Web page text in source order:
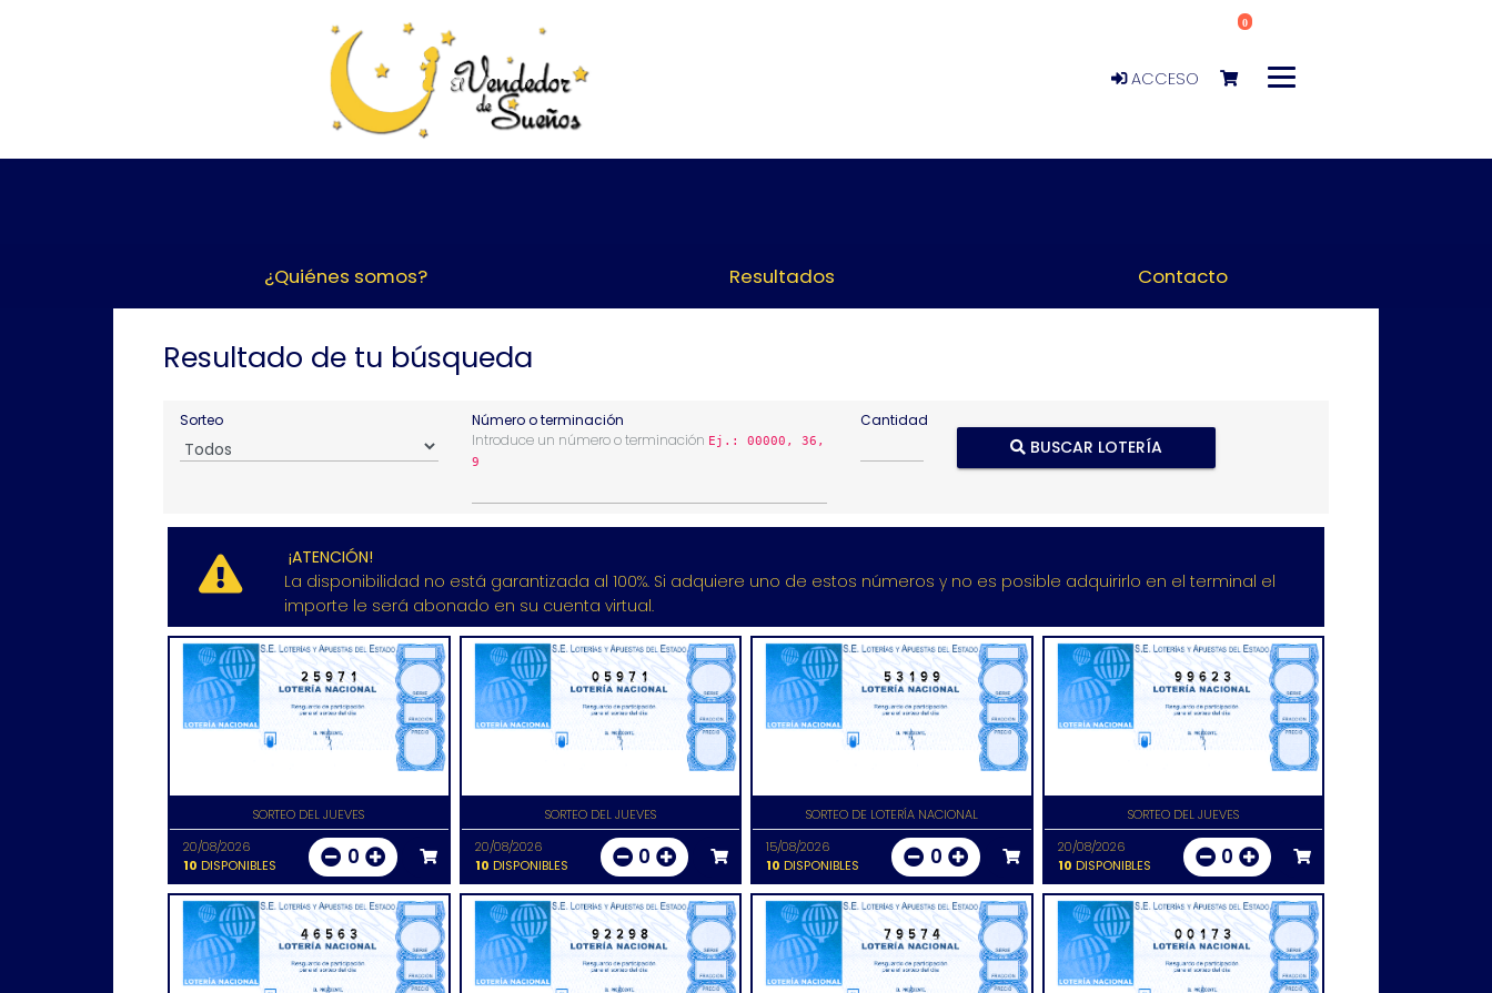
ACCESO
0
¿Quiénes somos? Resultados Contacto
Resultado de tu búsqueda
Sorteo
Número o terminación
Introduce un número o terminación Ej.: 00000, 36,
9
Cantidad
BUSCAR LOTERÍA
¡ATENCIÓN!
La disponibilidad no está garantizada al 100%. Si adquiere uno de estos números y no es posible adquirirlo en el terminal el
importe le será abonado en su cuenta virtual.
25971
SORTEO DEL JUEVES
20/08/2026
10 DISPONIBLES 0
05971
SORTEO DEL JUEVES
20/08/2026
10 DISPONIBLES 0
53199
SORTEO DE LOTERÍA NACIONAL
15/08/2026
10 DISPONIBLES 0
99623
SORTEO DEL JUEVES
20/08/2026
10 DISPONIBLES 0
46563 92298 79574 00173